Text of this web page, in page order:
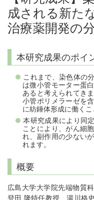
成される新た
治療薬開発の
本研究成果のポイ
これまで、染色体の
は微小管モーター蛋
あると考えられてき
小管ポリメラーゼを
に紡錘体形成に働くこ
本研究成果により同
ことにより、がん細
れ、副作用の少ない
れます。
概要
広島大学大学院先端物質
登田 隆特任教授、湯川格